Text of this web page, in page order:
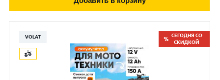
VOLAT
СЕГОДНЯ СО
СКИДКОЙ